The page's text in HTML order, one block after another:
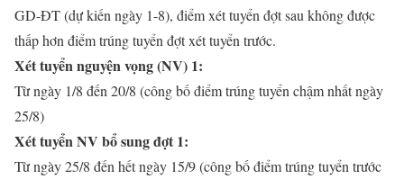
GD-ĐT (dự kiến ngày 1-8), điểm xét tuyển đợt sau không được
thấp hơn điểm trúng tuyển đợt xét tuyển trước.
Xét tuyển nguyện vọng (NV) 1:
Từ ngày 1/8 đến 20/8 (công bố điểm trúng tuyển chậm nhất ngày
25/8)
Xét tuyển NV bổ sung đợt 1:
Từ ngày 25/8 đến hết ngày 15/9 (công bố điểm trúng tuyển trước